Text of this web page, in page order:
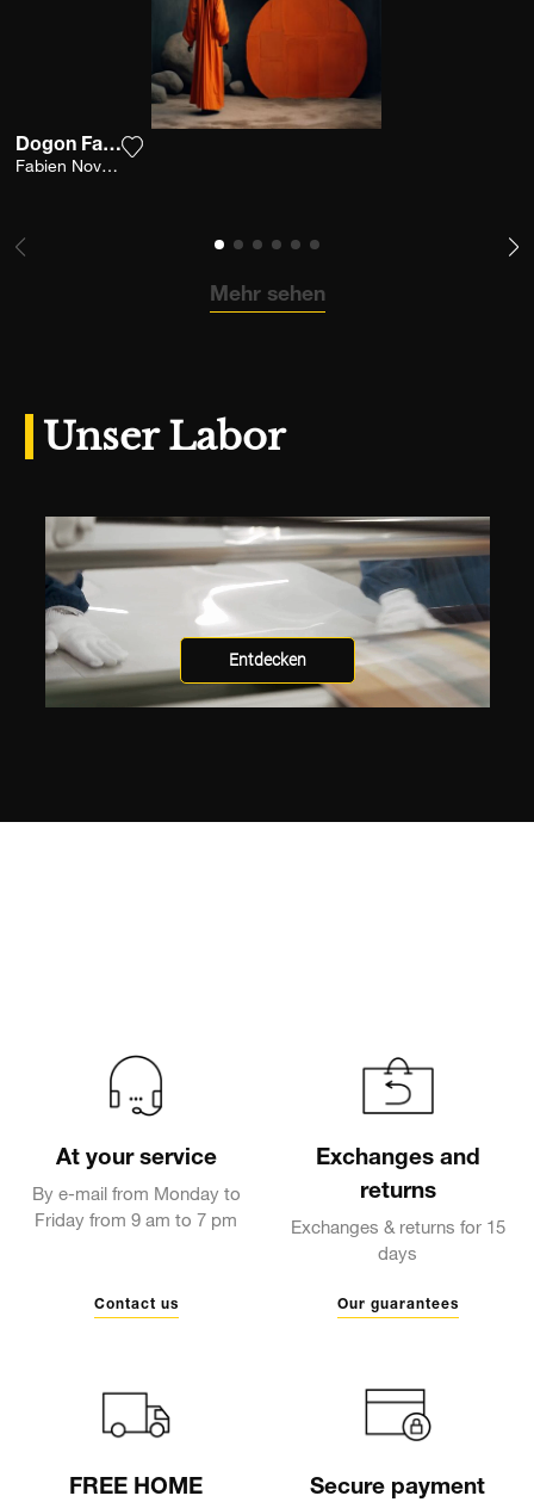
Dogon Fashion
Fabien Novarino
Mehr sehen
Unser Labor
Entdecken
At your service
By e-mail from Monday to
Friday from 9 am to 7 pm
Contact us
Exchanges and
returns
Exchanges & returns for 15
days
Our guarantees
FREE HOME
Secure payment